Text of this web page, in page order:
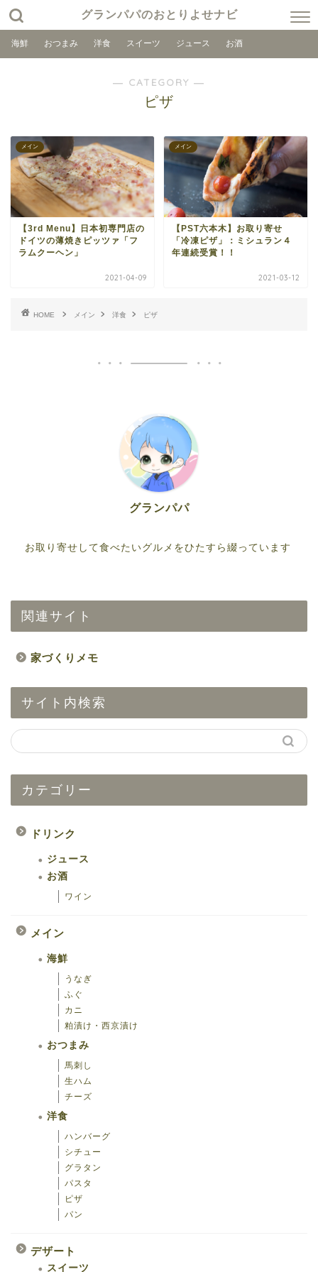
グランパパのおとりよせナビ
海鮮 おつまみ 洋食 スイーツ ジュース お酒
― CATEGORY ―
ピザ
メイン
【3rd Menu】日本初専門店の
ドイツの薄焼きピッツァ「フ
ラムクーヘン」
2021-04-09
メイン
【PST六本木】お取り寄せ
「冷凍ピザ」：ミシュラン４
年連続受賞！！
2021-03-12
HOME メイン 洋食 ピザ
グランパパ
お取り寄せして食べたいグルメをひたすら綴っています
関連サイト
家づくりメモ
サイト内検索
カテゴリー
ドリンク
ジュース
お酒
ワイン
メイン
海鮮
うなぎ
ふぐ
カニ
粕漬け・西京漬け
おつまみ
馬刺し
生ハム
チーズ
洋食
ハンバーグ
シチュー
グラタン
パスタ
ピザ
パン
デザート
スイーツ